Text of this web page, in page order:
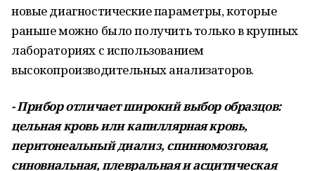
новые диагностические параметры, которые
раньше можно было получить только в крупных
лабораториях с использованием
высокопроизводительных анализаторов.
- Прибор отличает широкий выбор образцов:
цельная кровь или капиллярная кровь,
перитонеальный диализ, спинномозговая,
синовиальная, плевральная и асцитическая